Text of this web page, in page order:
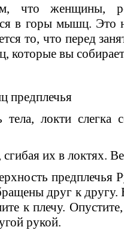
что женщины,
в горы мышц. Это
то, что перед
которые вы
предплечья
тела, локти
их в локтях.
предплечья
друг к другу.
к плечу.
рукой.